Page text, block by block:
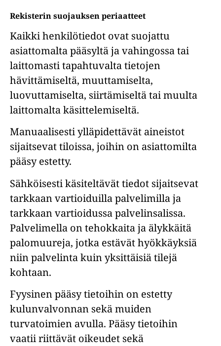
Rekisterin suojauksen periaatteet
Kaikki henkilötiedot ovat suojattu
asiattomalta pääsyltä ja vahingossa tai
laittomasti tapahtuvalta tietojen
hävittämiseltä, muuttamiselta,
luovuttamiselta, siirtämiseltä tai muulta
laittomalta käsittelemiseltä.
Manuaalisesti ylläpidettävät aineistot
sijaitsevat tiloissa, joihin on asiattomilta
pääsy estetty.
Sähköisesti käsiteltävät tiedot sijaitsevat
tarkkaan vartioiduilla palvelimilla ja
tarkkaan vartioidussa palvelinsalissa.
Palvelimella on tehokkaita ja älykkäitä
palomuureja, jotka estävät hyökkäyksiä
niin palvelinta kuin yksittäisiä tilejä
kohtaan.
Fyysinen pääsy tietoihin on estetty
kulunvalvonnan sekä muiden
turvatoimien avulla. Pääsy tietoihin
vaatii riittävät oikeudet sekä